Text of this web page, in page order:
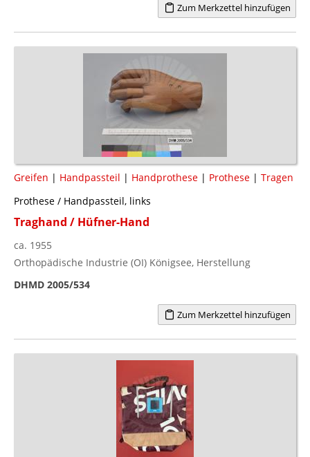
Zum Merkzettel hinzufügen
Greifen | Handpassteil | Handprothese | Prothese | Tragen
Prothese / Handpassteil, links
Traghand / Hüfner-Hand
ca. 1955
Orthopädische Industrie (OI) Königsee, Herstellung
DHMD 2005/534
Zum Merkzettel hinzufügen